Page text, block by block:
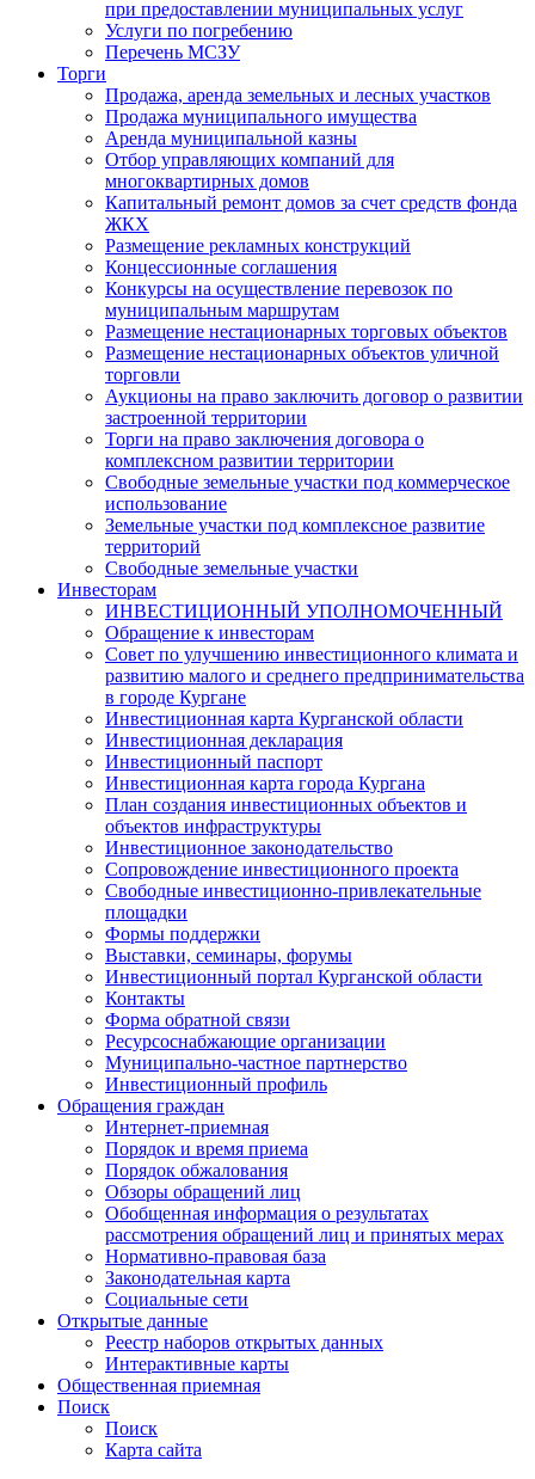
при предоставлении муниципальных услуг
Услуги по погребению
Перечень МСЗУ
Торги
Продажа, аренда земельных и лесных участков
Продажа муниципального имущества
Аренда муниципальной казны
Отбор управляющих компаний для
многоквартирных домов
Капитальный ремонт домов за счет средств фонда
ЖКХ
Размещение рекламных конструкций
Концессионные соглашения
Конкурсы на осуществление перевозок по
муниципальным маршрутам
Размещение нестационарных торговых объектов
Размещение нестационарных объектов уличной
торговли
Аукционы на право заключить договор о развитии
застроенной территории
Торги на право заключения договора о
комплексном развитии территории
Свободные земельные участки под коммерческое
использование
Земельные участки под комплексное развитие
территорий
Свободные земельные участки
Инвесторам
ИНВЕСТИЦИОННЫЙ УПОЛНОМОЧЕННЫЙ
Обращение к инвесторам
Совет по улучшению инвестиционного климата и
развитию малого и среднего предпринимательства
в городе Кургане
Инвестиционная карта Курганской области
Инвестиционная декларация
Инвестиционный паспорт
Инвестиционная карта города Кургана
План создания инвестиционных объектов и
объектов инфраструктуры
Инвестиционное законодательство
Сопровождение инвестиционного проекта
Свободные инвестиционно-привлекательные
площадки
Формы поддержки
Выставки, семинары, форумы
Инвестиционный портал Курганской области
Контакты
Форма обратной связи
Ресурсоснабжающие организации
Муниципально-частное партнерство
Инвестиционный профиль
Обращения граждан
Интернет-приемная
Порядок и время приема
Порядок обжалования
Обзоры обращений лиц
Обобщенная информация о результатах
рассмотрения обращений лиц и принятых мерах
Нормативно-правовая база
Законодательная карта
Социальные сети
Открытые данные
Реестр наборов открытых данных
Интерактивные карты
Общественная приемная
Поиск
Поиск
Карта сайта